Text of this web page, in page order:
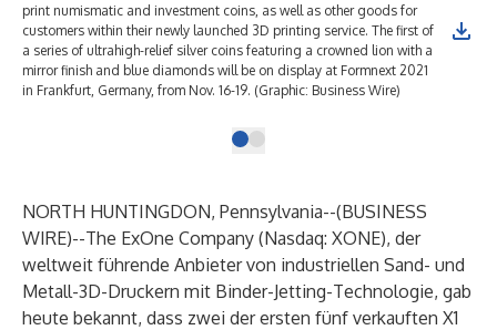
print numismatic and investment coins, as well as other goods for
customers within their newly launched 3D printing service. The first of
a series of ultrahigh-relief silver coins featuring a crowned lion with a
mirror finish and blue diamonds will be on display at Formnext 2021
in Frankfurt, Germany, from Nov. 16-19. (Graphic: Business Wire)
NORTH HUNTINGDON, Pennsylvania--(BUSINESS
WIRE)--The ExOne Company (Nasdaq: XONE), der
weltweit führende Anbieter von industriellen Sand- und
Metall-3D-Druckern mit Binder-Jetting-Technologie, gab
heute bekannt, dass zwei der ersten fünf verkauften X1